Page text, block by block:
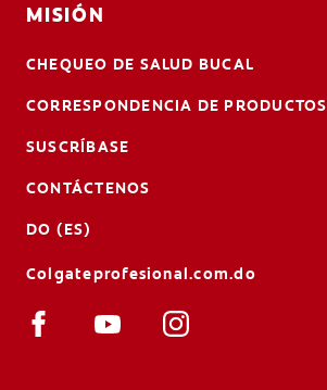
MISIÓN
CHEQUEO DE SALUD BUCAL
CORRESPONDENCIA DE PRODUCTOS
SUSCRÍBASE
CONTÁCTENOS
DO (ES)
Colgateprofesional.com.do